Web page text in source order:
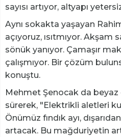
sayısı artıyor, altyapı
Aynı sokakta yaşayan
açıyoruz, ısıtmıyor.
sönük yanıyor. Çamaşır
çalışmıyor. Bir çözüm
konuştu.
Mehmet Şenocak da beyaz
sürerek, "Elektrikli aletleri
Önümüz fındık ayı,
artacak. Bu mağduriyetin